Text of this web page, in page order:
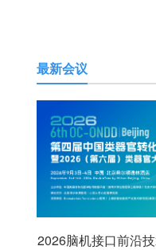
最新会议
2026脑机接口前沿